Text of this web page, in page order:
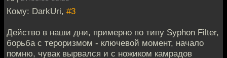
Кому: DarkUri, #3
Действо в наши дни, примерно по типу Syphon Filter,
борьба с тероризмом - ключевой момент, начало
помню, чувак вырвался и с ножиком камрадов